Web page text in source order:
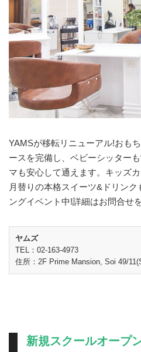
YAMSが移転リニューアル!おも
ースを完備し、ベビーシッター
マも安心して通えます。キッズ
月替りの本格スイーツ&ドリン
ングイベント中!詳細はお問合せを
ヤムズ
TEL：02-163-4973
住所：2F Prime Mansion, Soi 49/
新規スクールオープ